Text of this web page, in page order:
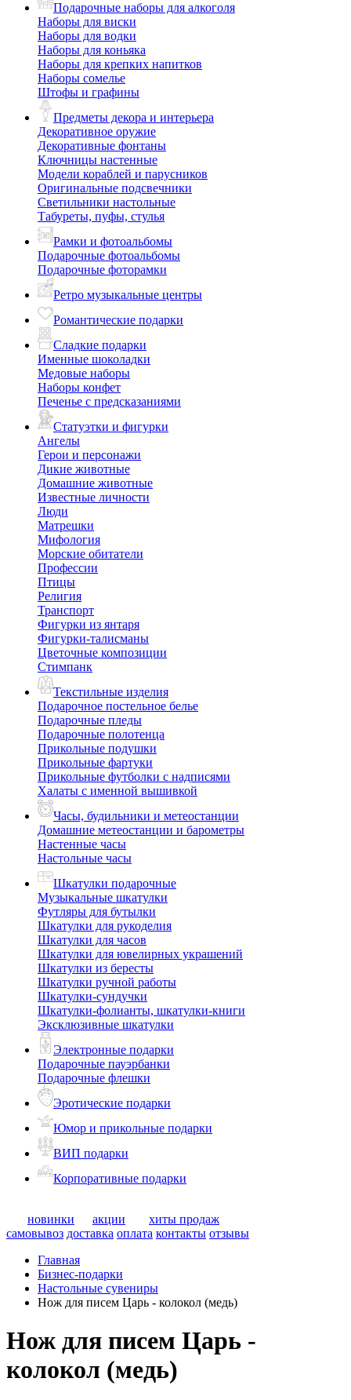
Подарочные наборы для алкоголя
Наборы для виски
Наборы для водки
Наборы для коньяка
Наборы для крепких напитков
Наборы сомелье
Штофы и графины
Предметы декора и интерьера
Декоративное оружие
Декоративные фонтаны
Ключницы настенные
Модели кораблей и парусников
Оригинальные подсвечники
Светильники настольные
Табуреты, пуфы, стулья
Рамки и фотоальбомы
Подарочные фотоальбомы
Подарочные фоторамки
Ретро музыкальные центры
Романтические подарки
Сладкие подарки
Именные шоколадки
Медовые наборы
Наборы конфет
Печенье с предсказаниями
Статуэтки и фигурки
Ангелы
Герои и персонажи
Дикие животные
Домашние животные
Известные личности
Люди
Матрешки
Мифология
Морские обитатели
Профессии
Птицы
Религия
Транспорт
Фигурки из янтаря
Фигурки-талисманы
Цветочные композиции
Стимпанк
Текстильные изделия
Подарочное постельное белье
Подарочные пледы
Подарочные полотенца
Прикольные подушки
Прикольные фартуки
Прикольные футболки с надписями
Халаты с именной вышивкой
Часы, будильники и метеостанции
Домашние метеостанции и барометры
Настенные часы
Настольные часы
Шкатулки подарочные
Музыкальные шкатулки
Футляры для бутылки
Шкатулки для рукоделия
Шкатулки для часов
Шкатулки для ювелирных украшений
Шкатулки из бересты
Шкатулки ручной работы
Шкатулки-сундучки
Шкатулки-фолианты, шкатулки-книги
Эксклюзивные шкатулки
Электронные подарки
Подарочные пауэрбанки
Подарочные флешки
Эротические подарки
Юмор и прикольные подарки
ВИП подарки
Корпоративные подарки
новинки акции
хиты продаж
самовывоз доставка оплата контакты отзывы
Главная
Бизнес-подарки
Настольные сувениры
Нож для писем Царь - колокол (медь)
Нож для писем Царь -
колокол (медь)